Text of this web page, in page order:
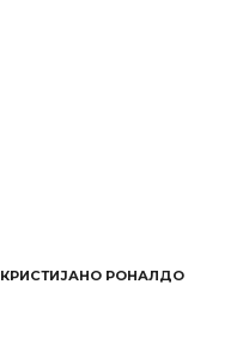
КРИСТИЈАНО РОНАЛДО